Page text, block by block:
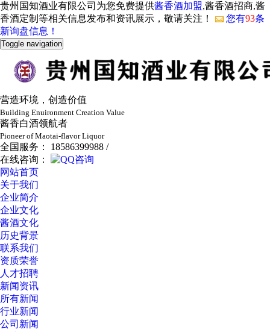
贵州国知酒业有限公司为您免费提供酱香酒加盟,酱香酒招商,酱
香酒定制等相关信息发布和资讯展示，敬请关注！
您有93条
新询盘信息！
Toggle navigation
营造环境，创造价值
Building Enuironment Creation Value
酱香白酒领航者
Pioneer of Maotai-flavor Liquor
全国服务： 18586399988 /
在线咨询：
网站首页
关于我们
企业简介
企业文化
酱酒文化
历史背景
联系我们
资质荣誉
人才招聘
新闻资讯
所有新闻
行业新闻
公司新闻